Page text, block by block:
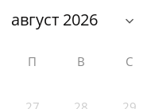
П В С